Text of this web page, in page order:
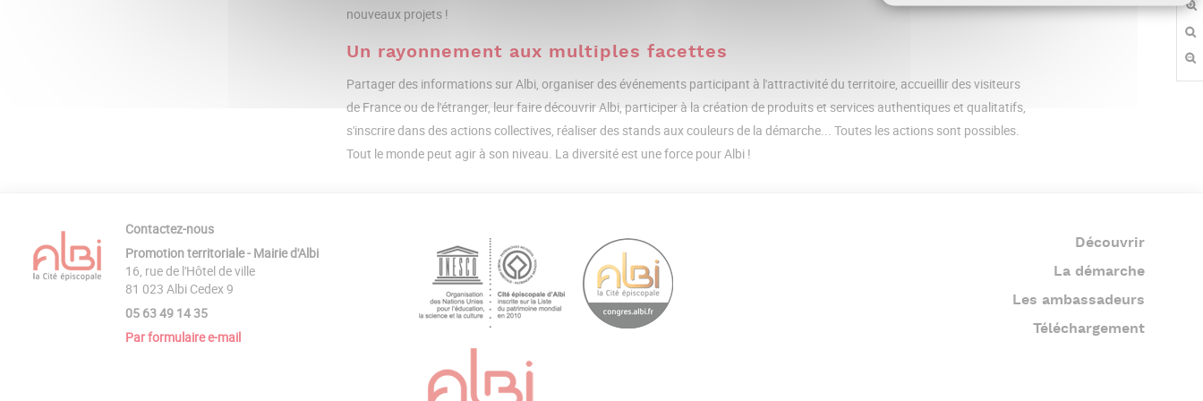
nouveaux projets !
Un rayonnement aux multiples facettes
Partager des informations sur Albi, organiser des événements participant à l'attractivité du territoire, accueillir des visiteurs
de France ou de l'étranger, leur faire découvrir Albi, participer à la création de produits et services authentiques et qualitatifs,
s'inscrire dans des actions collectives, réaliser des stands aux couleurs de la démarche... Toutes les actions sont possibles.
Tout le monde peut agir à son niveau. La diversité est une force pour Albi !
Contactez-nous
Promotion territoriale - Mairie d'Albi
16, rue de l'Hôtel de ville
81 023 Albi Cedex 9
05 63 49 14 35
Par formulaire e-mail
Découvrir
La démarche
Les ambassadeurs
Téléchargement